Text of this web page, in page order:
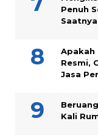
Penuh
Apakah
Resmi,
Jasa
Kali